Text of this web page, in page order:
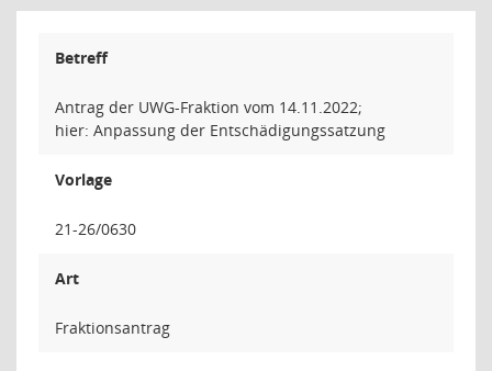
Betreff
Antrag der UWG-Fraktion vom 14.11.2022;
hier: Anpassung der Entschädigungssatzung
Vorlage
21-26/0630
Art
Fraktionsantrag